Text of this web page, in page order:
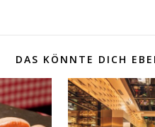
DAS KÖNNTE DICH